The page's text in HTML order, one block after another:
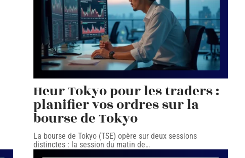
Heur Tokyo pour les traders :
planifier vos ordres sur la
bourse de Tokyo
La bourse de Tokyo (TSE) opère sur deux sessions
distinctes : la session du matin de…